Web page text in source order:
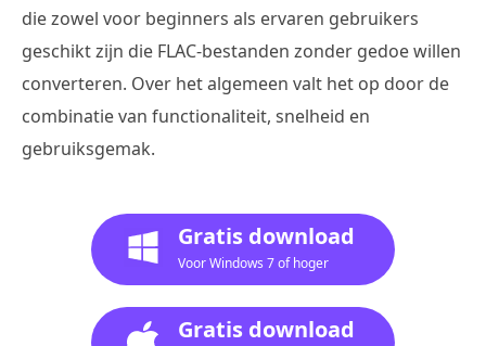
die zowel voor beginners als ervaren gebruikers
geschikt zijn die FLAC-bestanden zonder gedoe willen
converteren. Over het algemeen valt het op door de
combinatie van functionaliteit, snelheid en
gebruiksgemak.
Gratis download
Voor Windows 7 of hoger
Gratis download